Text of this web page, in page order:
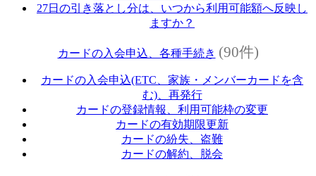
27日の引き落とし分は、いつから利用可能額へ反映し
ますか？
カードの入会申込、各種手続き (90件)
カードの入会申込(ETC、家族・メンバーカードを含
む)、再発行
カードの登録情報、利用可能枠の変更
カードの有効期限更新
カードの紛失、盗難
カードの解約、脱会